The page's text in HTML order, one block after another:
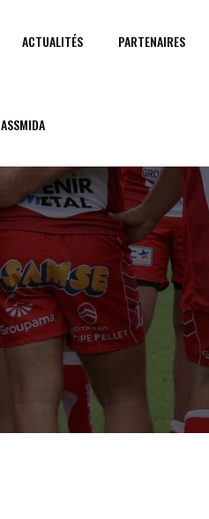
À
NOS
Les partenaires
de notre succès
communautaires et
nous formons une
valeurs de
ACTUALITÉS PARTENAIRES
ASSMIDA